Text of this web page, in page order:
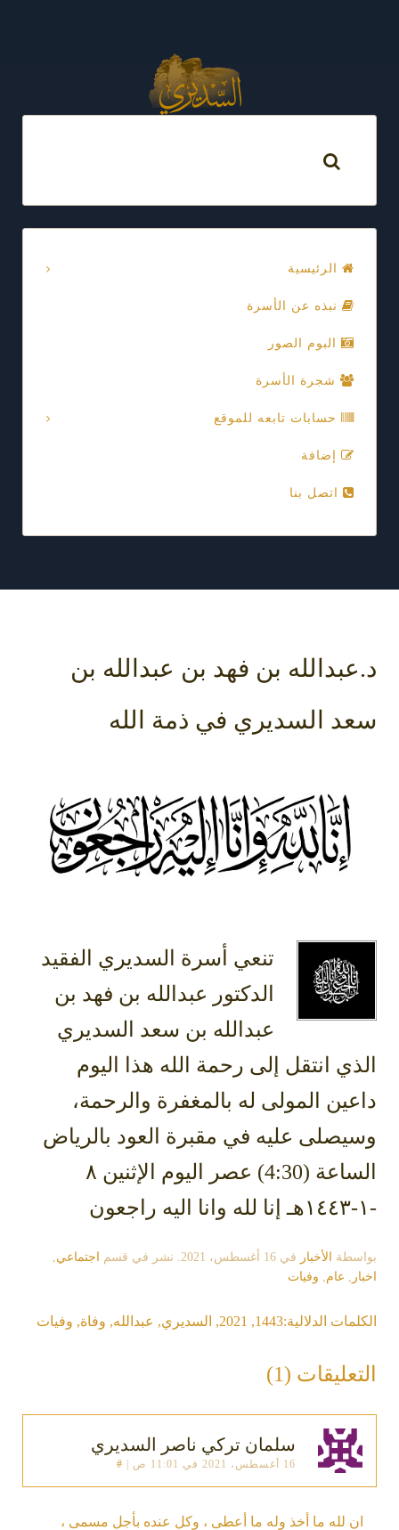
الرئيسية
نبذه عن الأسرة
البوم الصور
شجرة الأسرة
حسابات تابعه للموقع
إضافة
اتصل بنا
د.عبدالله بن فهد بن عبدالله بن
سعد السديري في ذمة الله
تنعي أسرة ⁧‫السديري‬⁩ الفقيد
الدكتور عبدالله بن فهد بن
عبدالله بن سعد السديري
الذي انتقل إلى رحمة الله هذا اليوم
داعين المولى له بالمغفرة والرحمة،
وسيصلى عليه في مقبرة العود بالرياض
الساعة (4:30) عصر اليوم الإثنين ٨
-١-١٤٤٣هـ إنا لله وانا اليه راجعون
بواسطة الأخبار في 16 أغسطس، 2021 . نشر في قسم اجتماعي
اخبار
عام وفيات
الكلمات الدلالية:1443
,
2021
, السديري, عبدالله, وفاة, وفيات
التعليقات (1)
سلمان تركي ناصر السديري
16 أغسطس، 2021 في 11:01 ص |
#
ان لله ما أخذ وله ما أعطى ، وكل عنده بأجل مسمى ،